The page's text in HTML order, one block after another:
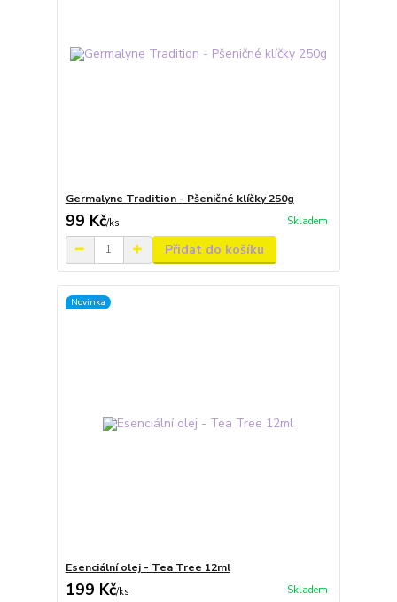
Germalyne Tradition - Pšeničné klíčky 250g
99 Kč/ks Skladem
Přidat do košíku
Novinka
Esenciální olej - Tea Tree 12ml
199 Kč/ks Skladem